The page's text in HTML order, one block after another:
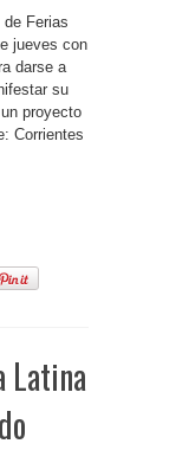
Ferias
jueves con
darse a
su
proyecto
Corrientes
Latina